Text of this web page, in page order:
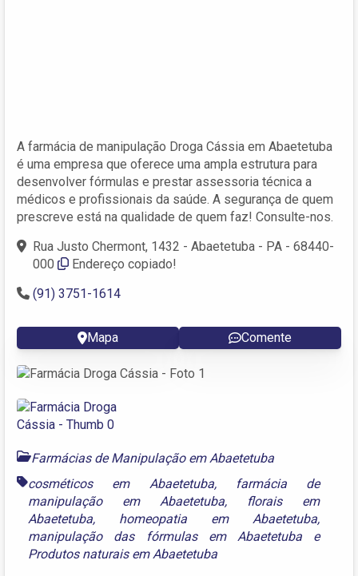
A farmácia de manipulação Droga Cássia em Abaetetuba
é uma empresa que oferece uma ampla estrutura para
desenvolver fórmulas e prestar assessoria técnica a
médicos e profissionais da saúde. A segurança de quem
prescreve está na qualidade de quem faz! Consulte-nos.
Rua Justo Chermont, 1432 - Abaetetuba - PA - 68440-
000
Endereço copiado!
(91) 3751-1614
Mapa Comente
Farmácias de Manipulação em Abaetetuba
cosméticos em Abaetetuba,
farmácia de
manipulação em Abaetetuba, florais em
Abaetetuba, homeopatia em Abaetetuba,
manipulação das fórmulas em Abaetetuba e
Produtos naturais em Abaetetuba